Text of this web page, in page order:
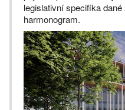
legislativní specifika
harmonogram.